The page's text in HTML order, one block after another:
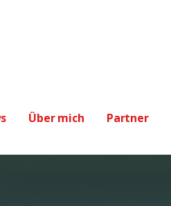
Über mich Partner